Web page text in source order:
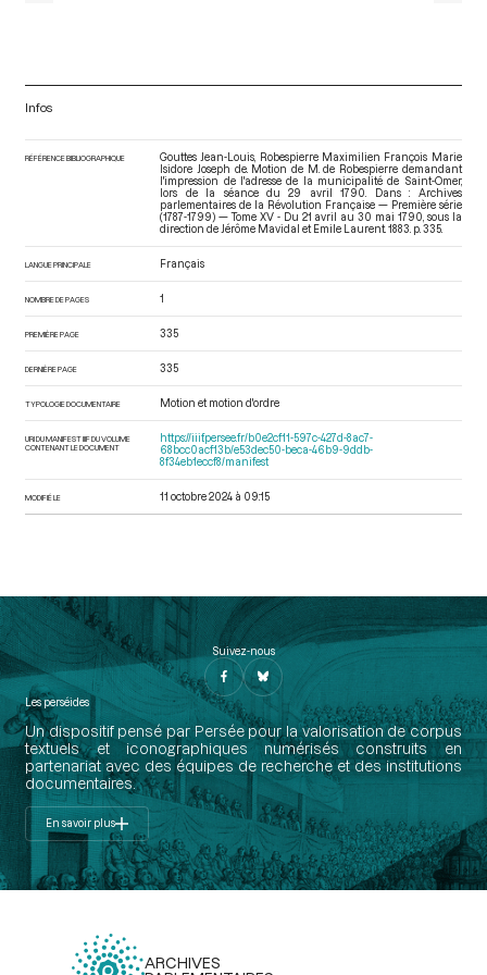
Infos
RÉFÉRENCE BIBLIOGRAPHIQUE
Gouttes Jean-Louis, Robespierre Maximilien François Marie
Isidore Joseph de. Motion de M. de Robespierre demandant
l'impression de l'adresse de la municipalité de Saint-Omer,
lors de la séance du 29 avril 1790. Dans : Archives
parlementaires de la Révolution Française — Première série
(1787-1799) — Tome XV - Du 21 avril au 30 mai 1790 , sous la
direction de Jérôme Mavidal et Emile Laurent. 1883. p. 335.
LANGUE PRINCIPALE Français
NOMBRE DE PAGES 1
PREMIÈRE PAGE 335
DERNIÈRE PAGE 335
TYPOLOGIE DOCUMENTAIRE Motion et motion d'ordre
URI DU MANIFEST IIIF DU VOLUME
CONTENANT LE DOCUMENT
https://iiif.persee.fr/b0e2cf11-597c-427d-8ac7-
68bcc0acf13b/e53dec50-beca-46b9-9ddb-
8f34eb1eccf8/manifest
MODIFIÉ LE 11 octobre 2024 à 09:15
Suivez-nous
Les perséides
Un dispositif pensé par Persée pour la valorisation de corpus
textuels et iconographiques numérisés construits en
partenariat avec des équipes de recherche et des institutions
documentaires.
En savoir plus
ARCHIVES